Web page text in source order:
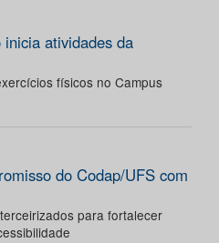
atividades da
físicos no Campus
do Codap/UFS com
para fortalecer